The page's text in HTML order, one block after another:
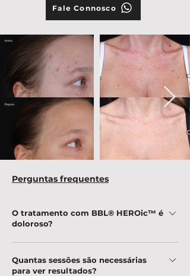
Fale Connosco
Perguntas frequentes
O tratamento com BBL® HEROic™ é
doloroso?
leve sensação de calor na pele, e não requer
Quantas sessões são necessárias
para ver resultados?